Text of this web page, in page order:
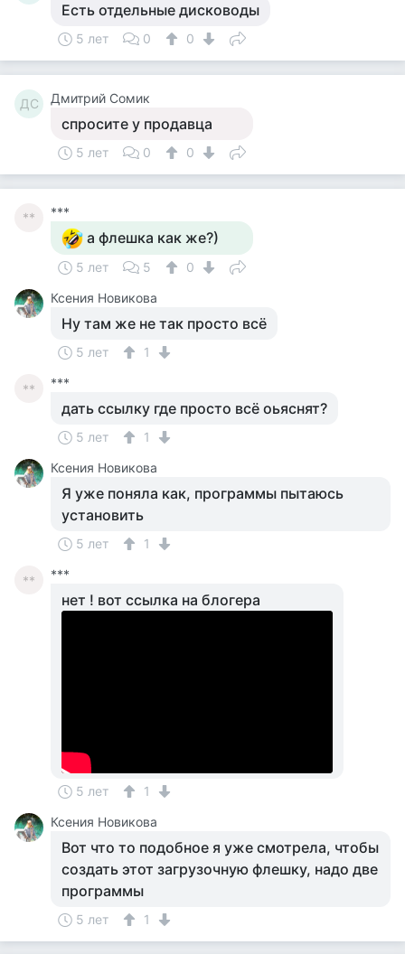
Есть отдельные дисководы
5 лет 0 0
ДС Дмитрий Сомик
спросите у продавца
5 лет 0 0
** ***
а флешка как же?)
5 лет 5
0
Ксения Новикова
Ну там же не так просто всё
5 лет 1
** ***
дать ссылку где просто всё оьяснят?
5 лет
1
Ксения Новикова
Я уже поняла как, программы пытаюсь
установить
5 лет 1
** ***
нет ! вот ссылка на блогера
5 лет
1
Ксения Новикова
Вот что то подобное я уже смотрела, чтобы
создать этот загрузочную флешку, надо две
программы
5 лет 1